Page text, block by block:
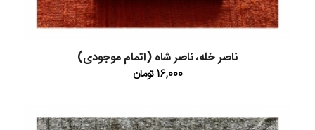
ناصر خله، ناصر شاه (اتمام موجودی)
16,000تومان